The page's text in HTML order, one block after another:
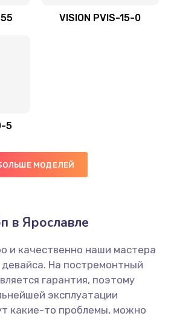
VISION PVIS-15-0
5
МОДЕЛЕЙ
в Ярославле
и качественно наши мастера
На постремонтный
гарантия, поэтому
эксплуатации
какие-то проблемы, можно